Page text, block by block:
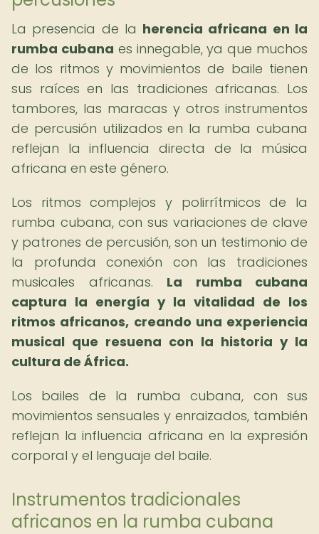
La presencia de la herencia africana en la
rumba cubana es innegable, ya que muchos
de los ritmos y movimientos de baile tienen
sus raíces en las tradiciones africanas. Los
tambores, las maracas y otros instrumentos
de percusión utilizados en la rumba cubana
reflejan la influencia directa de la música
africana en este género.
Los ritmos complejos y polirrítmicos de la
rumba cubana, con sus variaciones de clave
y patrones de percusión, son un testimonio de
la profunda conexión con las tradiciones
musicales africanas. La rumba cubana
captura la energía y la vitalidad de los
ritmos africanos, creando una experiencia
musical que resuena con la historia y la
cultura de África.
Los bailes de la rumba cubana, con sus
movimientos sensuales y enraizados, también
reflejan la influencia africana en la expresión
corporal y el lenguaje del baile.
Instrumentos tradicionales
africanos en la rumba cubana